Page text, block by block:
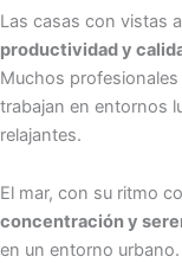
Las casas con vistas
productividad y
Muchos
trabajan en entornos
relajantes.
El mar, con su ritmo
concentración y
en un entorno urbano.